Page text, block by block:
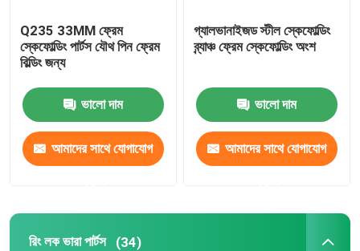
Q235 33MM ফ্রেম
স্কেফোল্ডিং পার্টস যৌথ পিন ফ্রেম
বিল্ডিং জন্য
ভালো দাম
আমাদের সাথে যোগাযোগ
গ্যালভানাইজড স্টীল স্কেফোল্ডিং
ব্র্যাঞ্চ ফ্রেম স্কেফোল্ডিং অংশ
ভালো দাম
আমাদের সাথে যোগাযোগ
রিং লক ভারা পার্টস (34)